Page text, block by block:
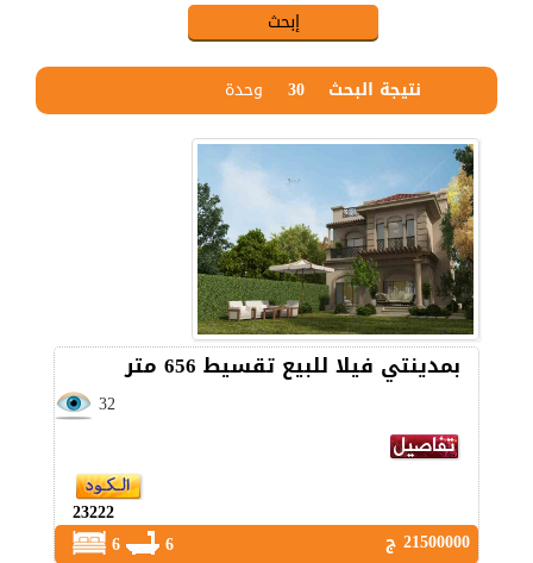
نتيجة البحث 30 وحدة
بمدينتي فيلا للبيع تقسيط 656 متر
32
23222
21500000 ج
6